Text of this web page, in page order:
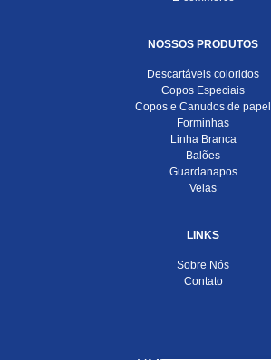
NOSSOS PRODUTOS
Descartáveis coloridos
Copos Especiais
Copos e Canudos de papel
Forminhas
Linha Branca
Balões
Guardanapos
Velas
LINKS
Sobre Nós
Contato